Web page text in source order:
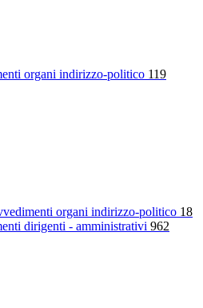
organi indirizzo-politico 119
organi indirizzo-politico 18
dirigenti - amministrativi 962